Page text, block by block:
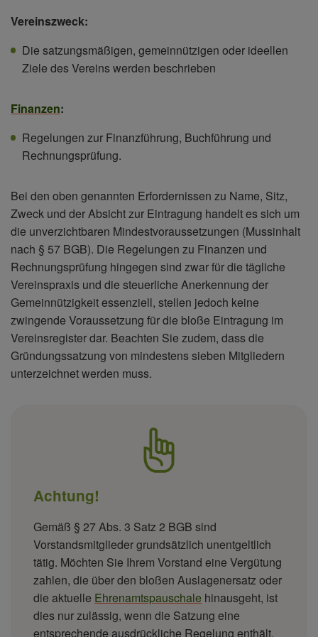
Vereinszweck:
Die satzungsmäßigen, gemeinnützigen oder ideellen
Ziele des Vereins werden beschrieben
Finanzen:
Regelungen zur Finanzführung, Buchführung und
Rechnungsprüfung.
Bei den oben genannten Erfordernissen zu Name, Sitz,
Zweck und der Absicht zur Eintragung handelt es sich um
die unverzichtbaren Mindestvoraussetzungen (Mussinhalt
nach § 57 BGB). Die Regelungen zu Finanzen und
Rechnungsprüfung hingegen sind zwar für die tägliche
Vereinspraxis und die steuerliche Anerkennung der
Gemeinnützigkeit essenziell, stellen jedoch keine
zwingende Voraussetzung für die bloße Eintragung im
Vereinsregister dar. Beachten Sie zudem, dass die
Gründungssatzung von mindestens sieben Mitgliedern
unterzeichnet werden muss.
Achtung!
Gemäß § 27 Abs. 3 Satz 2 BGB sind
Vorstandsmitglieder grundsätzlich unentgeltlich
tätig. Möchten Sie Ihrem Vorstand eine Vergütung
zahlen, die über den bloßen Auslagenersatz oder
die aktuelle Ehrenamtspauschale hinausgeht, ist
dies nur zulässig, wenn die Satzung eine
entsprechende ausdrückliche Regelung enthält.